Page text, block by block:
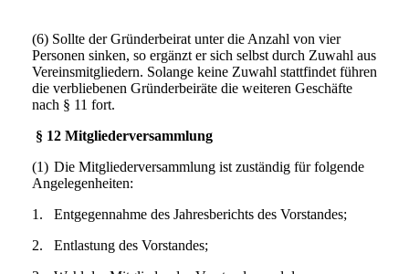
(6) Sollte der Gründerbeirat unter die Anzahl von vier
Personen sinken, so ergänzt er sich selbst durch Zuwahl aus
Vereinsmitgliedern. Solange keine Zuwahl stattfindet führen
die verbliebenen Gründerbeiräte die weiteren Geschäfte
nach § 11 fort.
§ 12 Mitgliederversammlung
(1) Die Mitgliederversammlung ist zuständig für folgende
Angelegenheiten:
1.
Entgegennahme des Jahresberichts des Vorstandes;
2.
Entlastung des Vorstandes;